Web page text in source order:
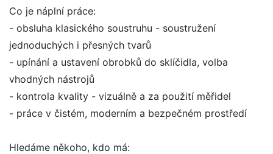
Co je náplní práce:
- obsluha klasického soustruhu - soustružení
jednoduchých i přesných tvarů
- upínání a ustavení obrobků do sklíčidla, volba
vhodných nástrojů
- kontrola kvality - vizuálně a za použití měřidel
- práce v čistém, moderním a bezpečném prostředí
Hledáme někoho, kdo má: